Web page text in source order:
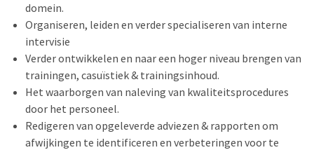
domein.
Organiseren, leiden en verder specialiseren van interne
intervisie
Verder ontwikkelen en naar een hoger niveau brengen van
trainingen, casuïstiek & trainingsinhoud.
Het waarborgen van naleving van kwaliteitsprocedures
door het personeel.
Redigeren van opgeleverde adviezen & rapporten om
afwijkingen te identificeren en verbeteringen voor te